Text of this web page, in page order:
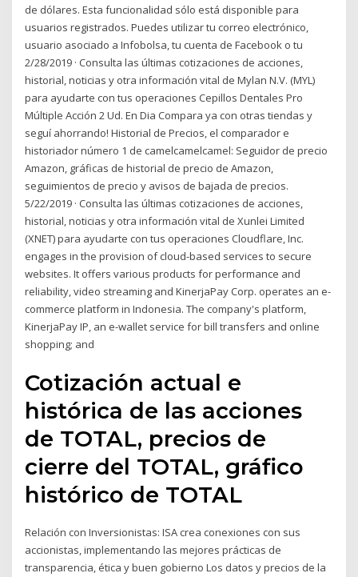
de dólares. Esta funcionalidad sólo está disponible para
usuarios registrados. Puedes utilizar tu correo electrónico,
usuario asociado a Infobolsa, tu cuenta de Facebook o tu
2/28/2019 · Consulta las últimas cotizaciones de acciones,
historial, noticias y otra información vital de Mylan N.V. (MYL)
para ayudarte con tus operaciones Cepillos Dentales Pro
Múltiple Acción 2 Ud. En Dia Compara ya con otras tiendas y
seguí ahorrando! Historial de Precios, el comparador e
historiador número 1 de camelcamelcamel: Seguidor de precio
Amazon, gráficas de historial de precio de Amazon,
seguimientos de precio y avisos de bajada de precios.
5/22/2019 · Consulta las últimas cotizaciones de acciones,
historial, noticias y otra información vital de Xunlei Limited
(XNET) para ayudarte con tus operaciones Cloudflare, Inc.
engages in the provision of cloud-based services to secure
websites. It offers various products for performance and
reliability, video streaming and KinerjaPay Corp. operates an e-
commerce platform in Indonesia. The company's platform,
KinerjaPay IP, an e-wallet service for bill transfers and online
shopping; and
Cotización actual e
histórica de las acciones
de TOTAL, precios de
cierre del TOTAL, gráfico
histórico de TOTAL
Relación con Inversionistas: ISA crea conexiones con sus
accionistas, implementando las mejores prácticas de
transparencia, ética y buen gobierno Los datos y precios de la